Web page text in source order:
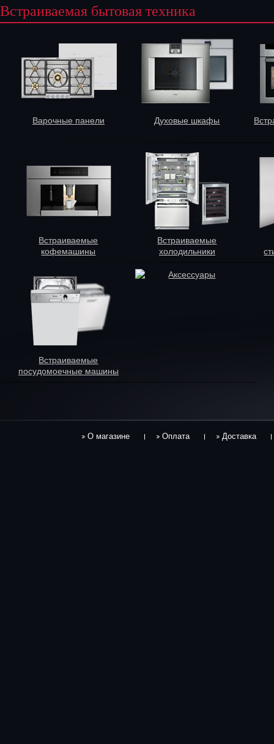
Встраиваемая бытовая техника
Варочные панели Духовые шкафы
Встраиваемые
кофемашины
Встраиваемые
холодильники
Встраиваемые
посудомоечные машины
Аксессуары
О магазине Оплата Доставка